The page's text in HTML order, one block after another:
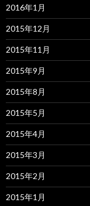
2016年1月
2015年12月
2015年11月
2015年9月
2015年8月
2015年5月
2015年4月
2015年3月
2015年2月
2015年1月